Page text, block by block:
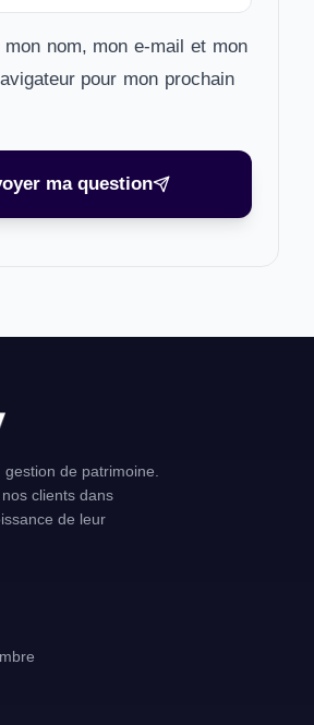
mon nom, mon e-mail et mon
pour mon prochain
ma question
de patrimoine.
clients dans
de leur